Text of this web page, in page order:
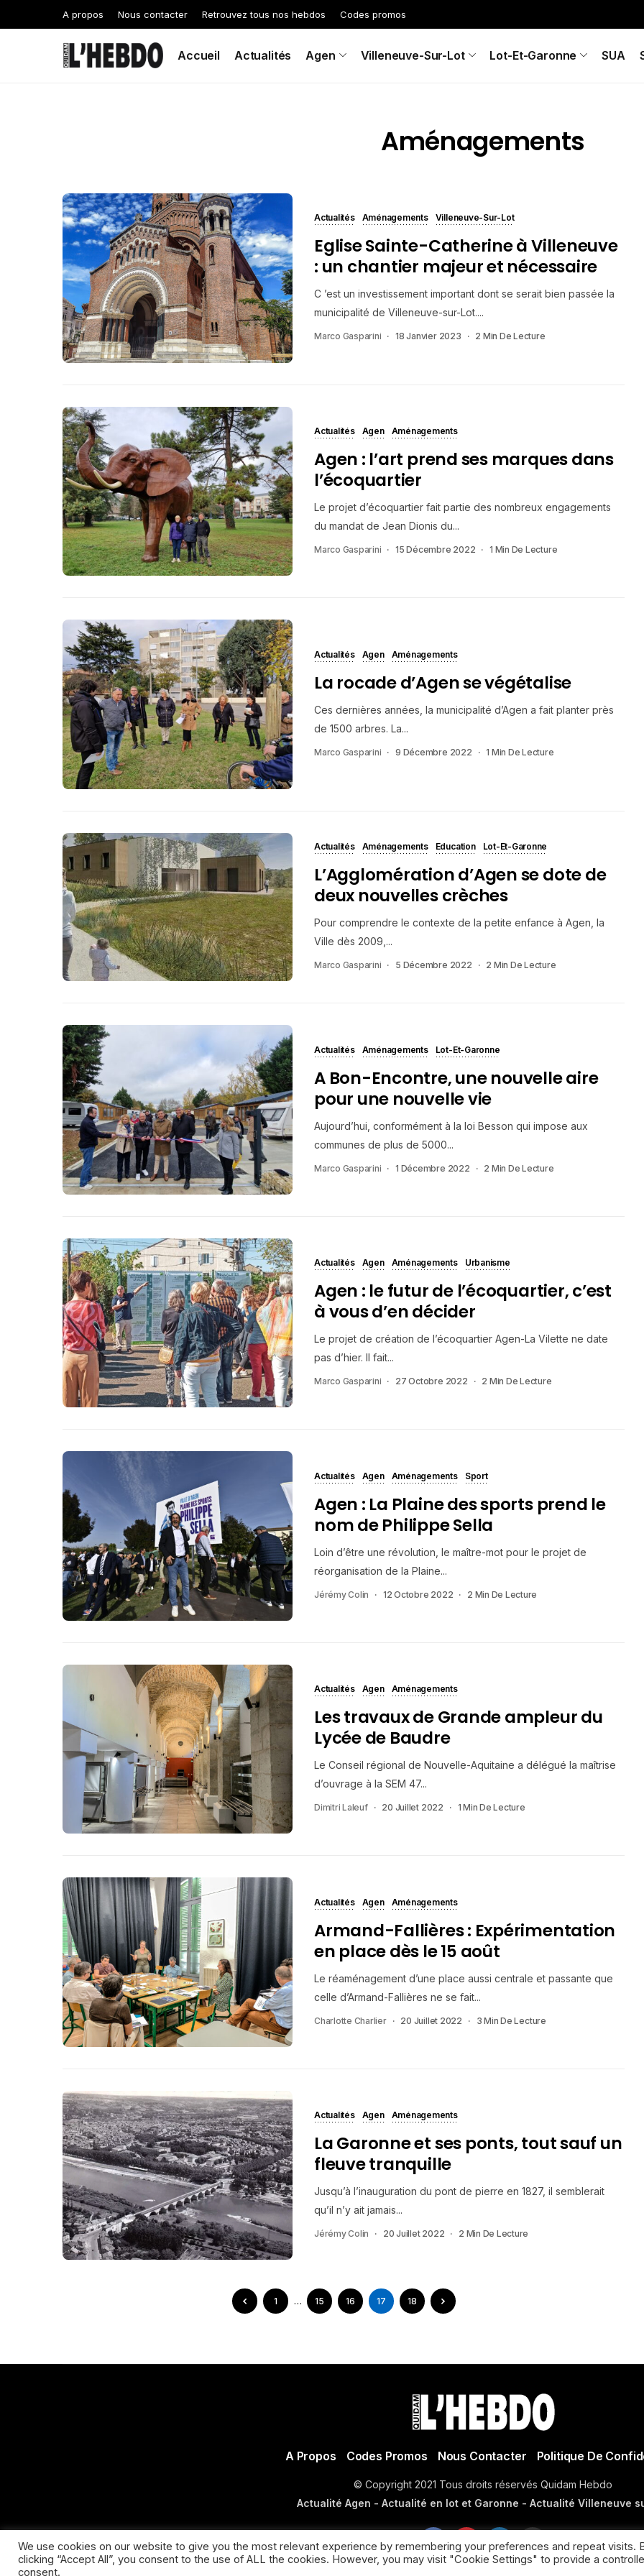
A propos Nous contacter Retrouvez tous nos hebdos Codes promos
Accueil Actualités Agen Villeneuve-Sur-Lot Lot-Et-Garonne SUA
Aménagements
Actualités Aménagements Villeneuve-Sur-Lot
Eglise Sainte-Catherine à Villeneuve
: un chantier majeur et nécessaire
C ’est un investissement important dont se serait bien passée la
municipalité de Villeneuve-sur-Lot....
Marco Gasparini 18 Janvier 2023 2 Min De Lecture
Actualités Agen Aménagements
Agen : l’art prend ses marques dans
l’écoquartier
Le projet d’écoquartier fait partie des nombreux engagements
du mandat de Jean Dionis du...
Marco Gasparini 15 Décembre 2022 1 Min De Lecture
Actualités Agen Aménagements
La rocade d’Agen se végétalise
Ces dernières années, la municipalité d’Agen a fait planter près
de 1500 arbres. La...
Marco Gasparini 9 Décembre 2022 1 Min De Lecture
Actualités Aménagements Education Lot-Et-Garonne
L’Agglomération d’Agen se dote de
deux nouvelles crèches
Pour comprendre le contexte de la petite enfance à Agen, la
Ville dès 2009,...
Marco Gasparini 5 Décembre 2022 2 Min De Lecture
Actualités Aménagements Lot-Et-Garonne
A Bon-Encontre, une nouvelle aire
pour une nouvelle vie
Aujourd’hui, conformément à la loi Besson qui impose aux
communes de plus de 5000...
Marco Gasparini 1 Décembre 2022 2 Min De Lecture
Actualités Agen Aménagements Urbanisme
Agen : le futur de l’écoquartier, c’est
à vous d’en décider
Le projet de création de l’écoquartier Agen-La Vilette ne date
pas d’hier. Il fait...
Marco Gasparini 27 Octobre 2022 2 Min De Lecture
Actualités Agen Aménagements Sport
Agen : La Plaine des sports prend le
nom de Philippe Sella
Loin d’être une révolution, le maître-mot pour le projet de
réorganisation de la Plaine...
Jérémy Colin 12 Octobre 2022 2 Min De Lecture
Actualités Agen Aménagements
Les travaux de Grande ampleur du
Lycée de Baudre
Le Conseil régional de Nouvelle-Aquitaine a délégué la maîtrise
d’ouvrage à la SEM 47...
Dimitri Laleuf 20 Juillet 2022 1 Min De Lecture
Actualités Agen Aménagements
Armand-Fallières : Expérimentation
en place dès le 15 août
Le réaménagement d’une place aussi centrale et passante que
celle d’Armand-Fallières ne se fait...
Charlotte Charlier 20 Juillet 2022 3 Min De Lecture
Actualités Agen Aménagements
La Garonne et ses ponts, tout sauf un
fleuve tranquille
Jusqu’à l’inauguration du pont de pierre en 1827, il semblerait
qu’il n’y ait jamais...
Jérémy Colin 20 Juillet 2022 2 Min De Lecture
1 … 15 16 17 18
A Propos Codes Promos Nous Contacter Politique De
© Copyright 2021 Tous droits réservés Quidam Hebdo
Actualité Agen - Actualité en lot et Garonne - Actualité Villeneuve
We use cookies on our website to give you the most relevant experience by remembering your preferences and repeat visits.
clicking “Accept All”, you consent to the use of ALL the cookies. However, you may visit "Cookie Settings" to provide a
consent.